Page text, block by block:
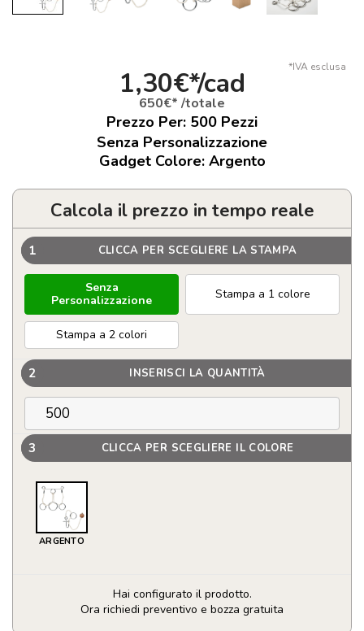
*IVA esclusa
1,30€*/cad
650€* /totale
Prezzo Per: 500 Pezzi
Senza Personalizzazione
Gadget Colore: Argento
Calcola il prezzo in tempo reale
1 CLICCA PER SCEGLIERE LA STAMPA
Senza
Personalizzazione
Stampa a 1 colore
Stampa a 2 colori
2 INSERISCI LA QUANTITÀ
3 CLICCA PER SCEGLIERE IL COLORE
ARGENTO
Hai configurato il prodotto.
Ora richiedi preventivo e bozza gratuita